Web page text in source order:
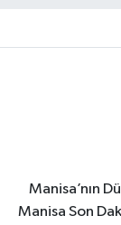
Manisa’nın
Manisa Son